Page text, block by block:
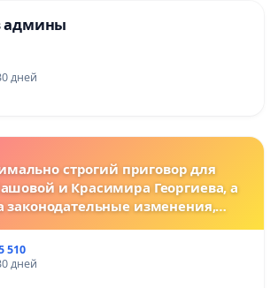
админы
дней
строгий приговор для
и Красимира Георгиева, а
законодательные изменения,
против животных!
510
дней